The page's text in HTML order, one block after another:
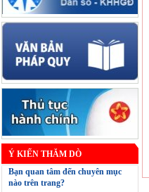
Ý KIẾN THĂM DÒ
Bạn quan tâm đến chuyên mục
nào trên trang?